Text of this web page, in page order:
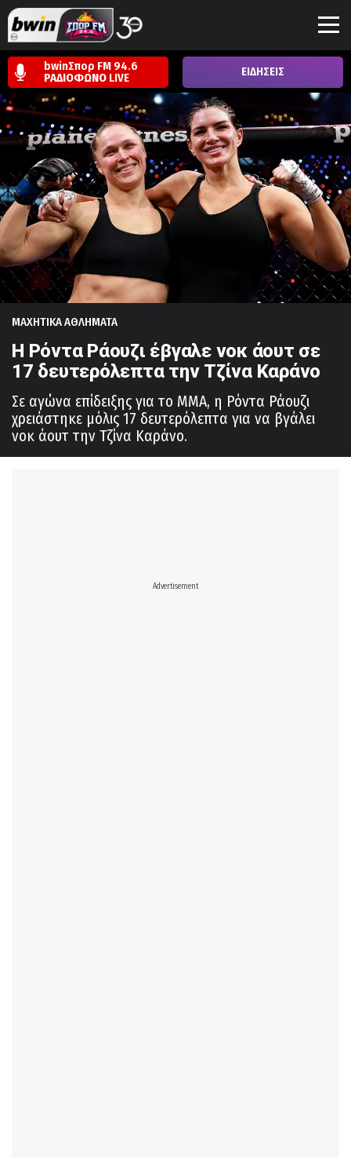
bwinΣπορ FM 94.6
ΡΑΔΙΟΦΩΝΟ LIVE ΕΙΔΗΣΕΙΣ
ΜΑΧΗΤΙΚΑ ΑΘΛΗΜΑΤΑ
Η Ρόντα Ράουζι έβγαλε νοκ άουτ σε
17 δευτερόλεπτα την Τζίνα Καράνο
Σε αγώνα επίδειξης για το ΜΜΑ, η Ρόντα Ράουζι
χρειάστηκε μόλις 17 δευτερόλεπτα για να βγάλει
νοκ άουτ την Τζίνα Καράνο.